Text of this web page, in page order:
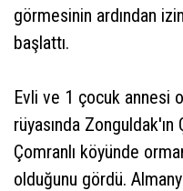
görmesinin ardından
başlattı.
Evli ve 1 çocuk annesi
rüyasında
Çomranlı köyünde
olduğunu gördü.